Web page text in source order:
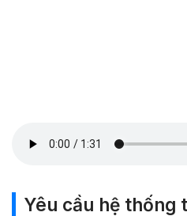
Yêu cầu hệ thống